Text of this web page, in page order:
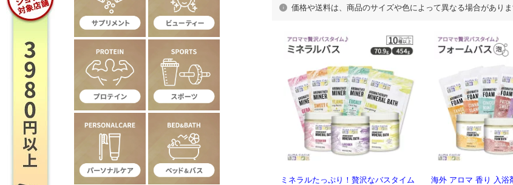
価格や送料は、商品のサイズや色によって異なる場合がありま
ミネラルたっぷり！贅沢なバスタイム
海外 アロマ 香り 入浴